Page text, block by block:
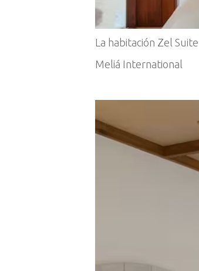
La habitación Zel
Meliá International